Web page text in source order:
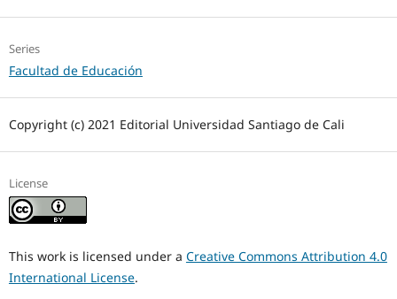
Series
Facultad de Educación
Copyright (c) 2021 Editorial Universidad Santiago de Cali
License
This work is licensed under a Creative Commons Attribution 4.0
International License.